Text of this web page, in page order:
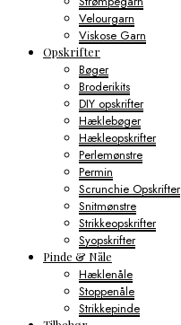
Velourgarn
Viskose Garn
Opskrifter
Bøger
Broderikits
DIY opskrifter
Hæklebøger
Hækleopskrifter
Perlemønstre
Permin
Scrunchie Opskrifter
Snitmønstre
Strikkeopskrifter
Syopskrifter
Pinde & Nåle
Hæklenåle
Stoppenåle
Strikkepinde